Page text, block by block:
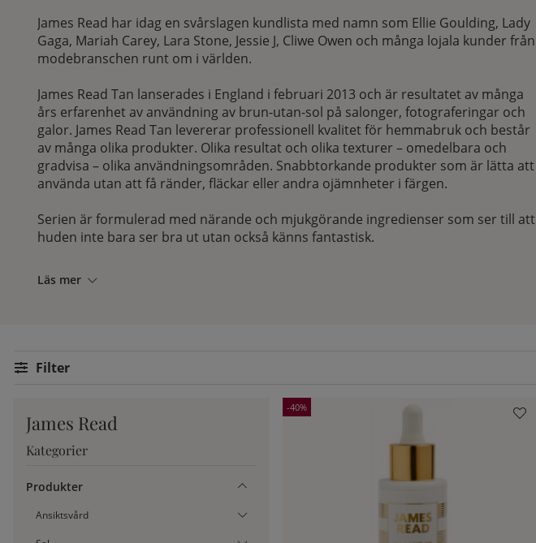
James Read har idag en svårslagen kundlista med namn som Ellie Goulding, Lady
Gaga, Mariah Carey, Lara Stone, Jessie J, Cliwe Owen och många lojala kunder från
modebranschen runt om i världen.
James Read Tan lanserades i England i februari 2013 och är resultatet av många
års erfarenhet av användning av brun-utan-sol på salonger, fotograferingar och
galor. James Read Tan levererar professionell kvalitet för hemmabruk och består
av många olika produkter. Olika resultat och olika texturer – omedelbara och
gradvisa – olika användningsområden. Snabbtorkande produkter som är lätta att
använda utan att få ränder, fläckar eller andra ojämnheter i färgen.
Serien är formulerad med närande och mjukgörande ingredienser som ser till att
huden inte bara ser bra ut utan också känns fantastisk.
Läs mer
Filtrera
James Read
Kategorier
Produkter
Ansiktsvård
40